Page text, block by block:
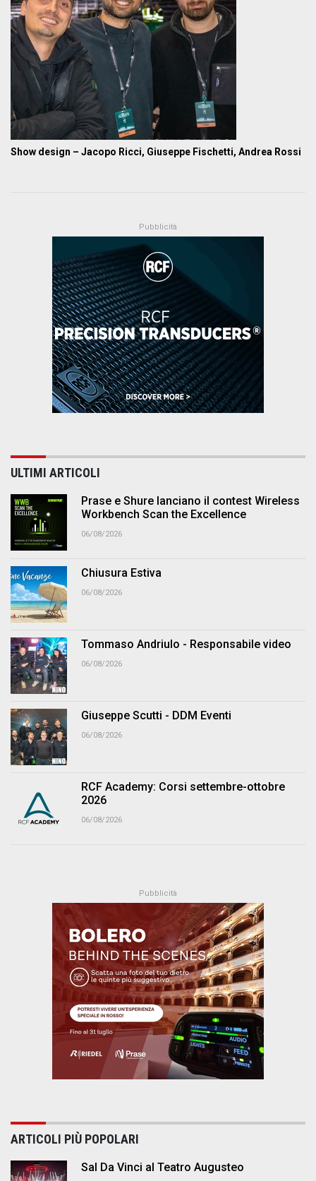
Show design – Jacopo Ricci, Giuseppe Fischetti, Andrea Rossi
ULTIMI ARTICOLI
Prase e Shure lanciano il contest Wireless
Workbench Scan the Excellence
06/08/2026
Chiusura Estiva
06/08/2026
Tommaso Andriulo - Responsabile video
06/08/2026
Giuseppe Scutti - DDM Eventi
06/08/2026
RCF Academy: Corsi settembre-ottobre
2026
06/08/2026
ARTICOLI PIÙ POPOLARI
Sal Da Vinci al Teatro Augusteo